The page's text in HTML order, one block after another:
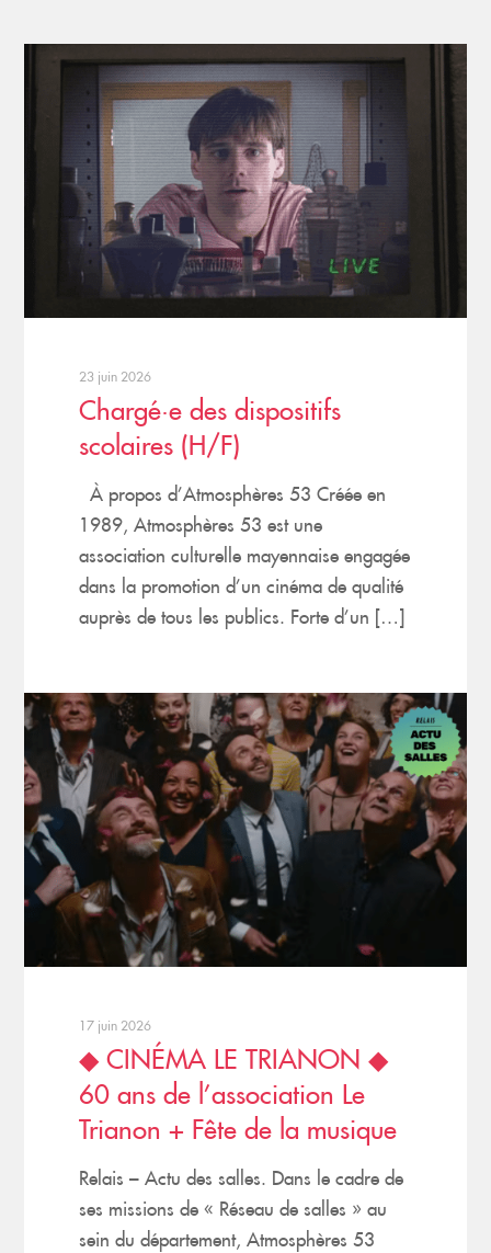
23 juin 2026
Chargé·e des dispositifs
scolaires (H/F)
À propos d’Atmosphères 53 Créée en
1989, Atmosphères 53 est une
association culturelle mayennaise engagée
dans la promotion d’un cinéma de qualité
auprès de tous les publics. Forte d’un […]
17 juin 2026
◆ CINÉMA LE TRIANON ◆
60 ans de l’association Le
Trianon + Fête de la musique
Relais – Actu des salles. Dans le cadre de
ses missions de « Réseau de salles » au
sein du département, Atmosphères 53